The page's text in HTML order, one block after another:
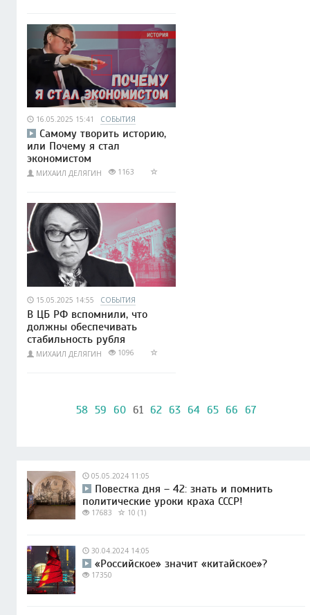
16.05.2025 15:41 СОБЫТИЯ
Самому творить историю,
или Почему я стал
экономистом
МИХАИЛ ДЕЛЯГИН 1163
15.05.2025 14:55 СОБЫТИЯ
В ЦБ РФ вспомнили, что
должны обеспечивать
стабильность рубля
МИХАИЛ ДЕЛЯГИН 1096
58 59 60 61 62 63 64 65 66 67
05.05.2024 11:05
Повестка дня – 42: знать и помнить
политические уроки краха СССР!
17683 10 (1)
30.04.2024 14:05
«Российское» значит «китайское»?
17350